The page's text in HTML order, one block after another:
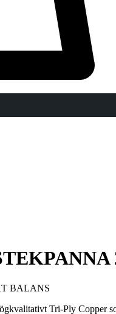
BALANS
Tri-Ply Copper